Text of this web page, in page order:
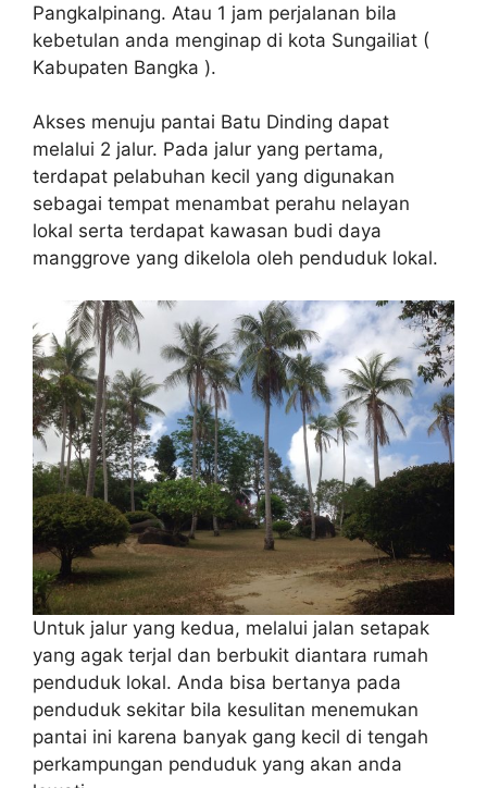
Pangkalpinang. Atau 1 jam perjalanan bila
kebetulan anda menginap di kota Sungailiat (
Kabupaten Bangka ).
Akses menuju pantai Batu Dinding dapat
melalui 2 jalur. Pada jalur yang pertama,
terdapat pelabuhan kecil yang digunakan
sebagai tempat menambat perahu nelayan
lokal serta terdapat kawasan budi daya
manggrove yang dikelola oleh penduduk lokal.
Untuk jalur yang kedua, melalui jalan setapak
yang agak terjal dan berbukit diantara rumah
penduduk lokal. Anda bisa bertanya pada
penduduk sekitar bila kesulitan menemukan
pantai ini karena banyak gang kecil di tengah
perkampungan penduduk yang akan anda